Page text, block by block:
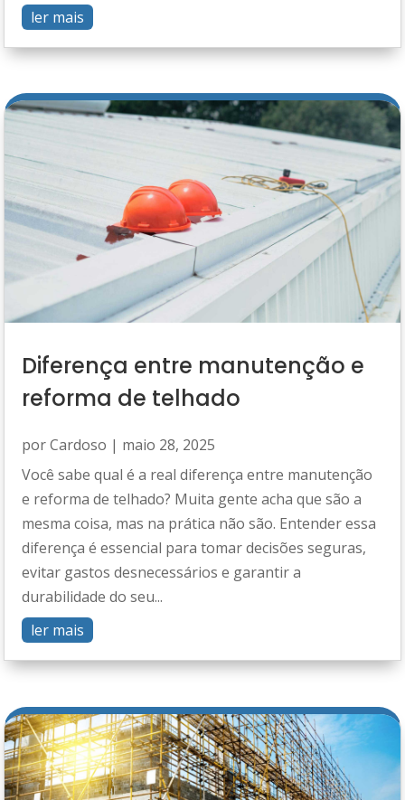
ler mais
Diferença entre manutenção e
reforma de telhado
porCardoso | maio 28, 2025
Você sabe qual é a real diferença entre manutenção
e reforma de telhado? Muita gente acha que são a
mesma coisa, mas na prática não são. Entender essa
diferença é essencial para tomar decisões seguras,
evitar gastos desnecessários e garantir a
durabilidade do seu...
ler mais